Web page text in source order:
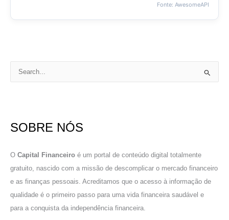
Fonte: AwesomeAPI
u
s
a
r
p
o
SOBRE NÓS
OCapital Financeiro é um portal de conteúdo digital totalmente
gratuito, nascido com a missão de descomplicar o mercado financeiro
e as finanças pessoais. Acreditamos que o acesso à informação de
qualidade é o primeiro passo para uma vida financeira saudável e
para a conquista da independência financeira.